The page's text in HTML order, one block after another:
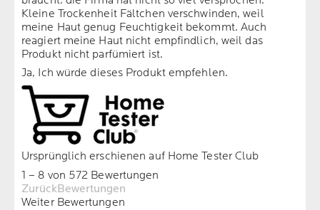
Kleine Trockenheit Fältchen verschwinden, weil
meine Haut genug Feuchtigkeit bekommt. Auch
reagiert meine Haut nicht empfindlich, weil das
Produkt nicht parfümiert ist.
Ja, Ich würde dieses Produkt empfehlen.
Ursprünglich erschienen auf Home Tester Club
1 – 8 von 572 Bewertungen
ZurückBewertungen
Weiter Bewertungen